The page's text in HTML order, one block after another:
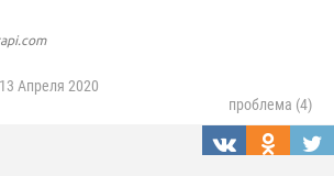
13 Апреля 2020
проблема (4)